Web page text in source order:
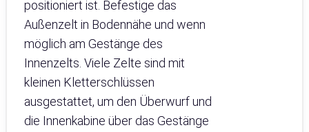
positioniert ist. Befestige das
Außenzelt in Bodennähe und wenn
möglich am Gestänge des
Innenzelts. Viele Zelte sind mit
kleinen Kletterschlüssen
ausgestattet, um den Überwurf und
die Innenkabine über das Gestänge